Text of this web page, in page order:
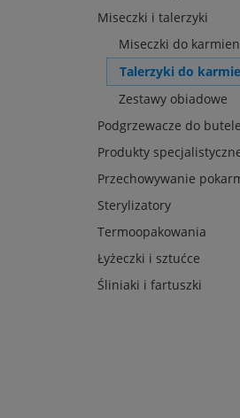
Miseczki i talerzyki
Miseczki do
Talerzyki do
Zestawy obiadowe
Podgrzewacze do
Produkty
Przechowywanie
Sterylizatory
Termoopakowania
Łyżeczki i sztućce
Śliniaki i fartuszki